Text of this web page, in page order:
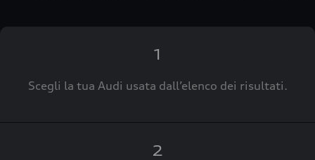
1
Scegli la tua Audi usata dall’elenco dei risultati.
2